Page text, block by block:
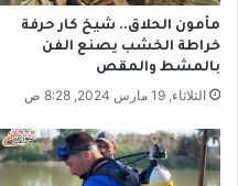
ي
ا
و
ك
م
ا
ا
ا
د
ا
ل
مأمون الحلاق.. شيخ كار حرفة
خراطة الخشب يصنع الفن
بالمشط والمقص
الثلاثاء, 19 مارس 2024, 8:28 ص